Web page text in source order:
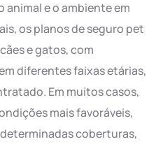
animal e o ambiente em
os planos de seguro pet
e gatos, com
diferentes faixas etárias,
Em muitos casos,
mais favoráveis,
coberturas,